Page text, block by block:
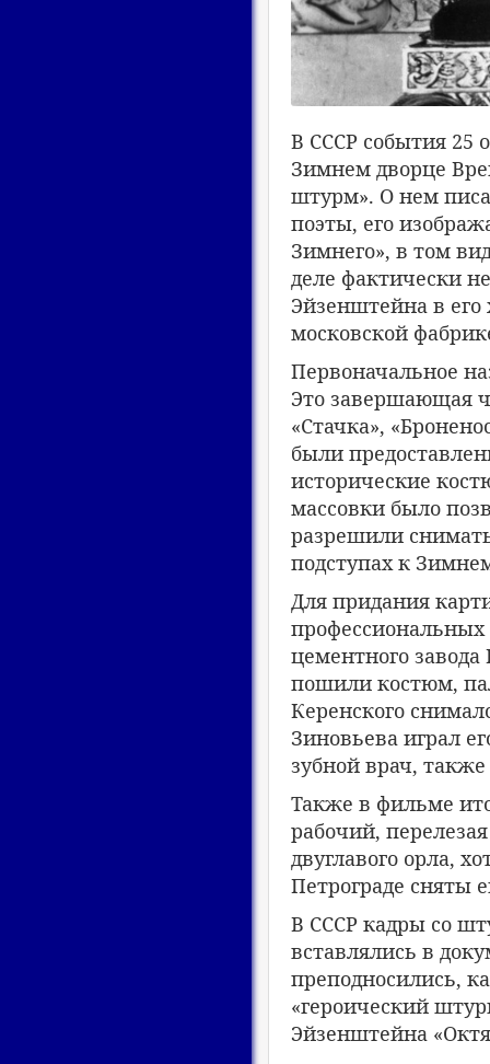
В СССР события 25
Зимнем дворце
штурм». О нем
поэты, его
Зимнего», в том
деле фактически
Эйзенштейна в
московской
Первоначальное
Это завершающая
«Стачка»,
были
исторические
массовки было
разрешили
подступах к
Для придания
цементного
пошили костюм,
Керенского
Зиновьева играл
зубной врач,
Также в фильме
рабочий,
двуглавого орла,
Петрограде сняты
В СССР кадры со
вставлялись в
преподносились,
«героический
Эйзенштейна